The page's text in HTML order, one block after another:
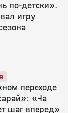
Страна смотрит
24.07.2026
Выпуск от 24.07.2026
по‑детски».
игру
переходе
«На
шаг вперед»